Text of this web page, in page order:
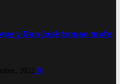
y Don José toman mate
2022 0